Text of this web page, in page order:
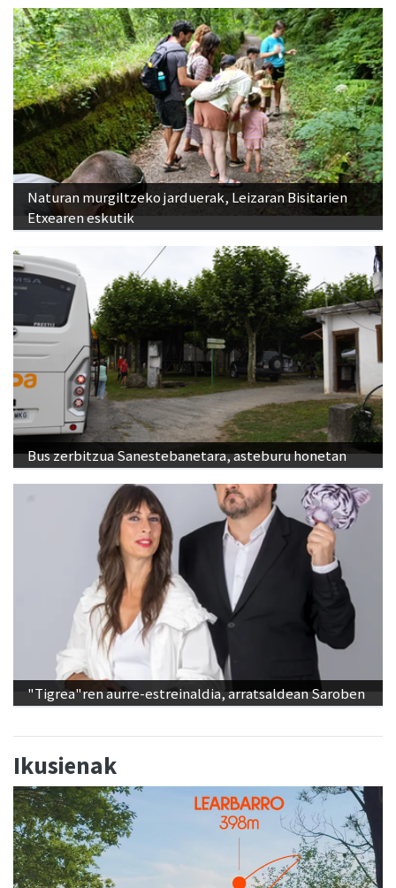
Naturan murgiltzeko jarduerak, Leizaran Bisitarien
Etxearen eskutik
Bus zerbitzua Sanestebanetara, asteburu honetan
"Tigrea"ren aurre-estreinaldia, arratsaldean Saroben
Ikusienak